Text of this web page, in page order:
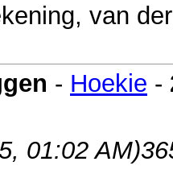
van
- Hoekie -
01:02 AM)